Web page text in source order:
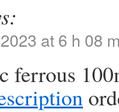
at 6 h 08
ferrous